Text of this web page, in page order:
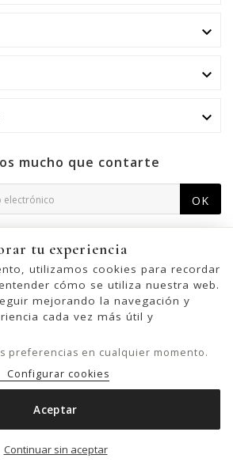
 Añadir al carrito



mucho que contarte
OK
de contacto en el aviso legal.
tu experiencia
utilizamos cookies para recordar
cómo se utiliza nuestra web.
mejorando la navegación y
cada vez más útil y
preferencias en cualquier momento.
Configurar cookies
Continuar sin aceptar
Aceptar
S.L. - Todos los derechos reservados.
de Barcelona, Tomo 33286, Libro 228637,
Sección general, Inscripción 1ª